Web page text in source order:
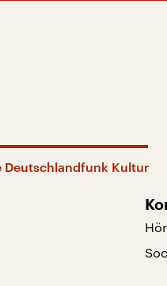
Deutschlandfunk Kultur